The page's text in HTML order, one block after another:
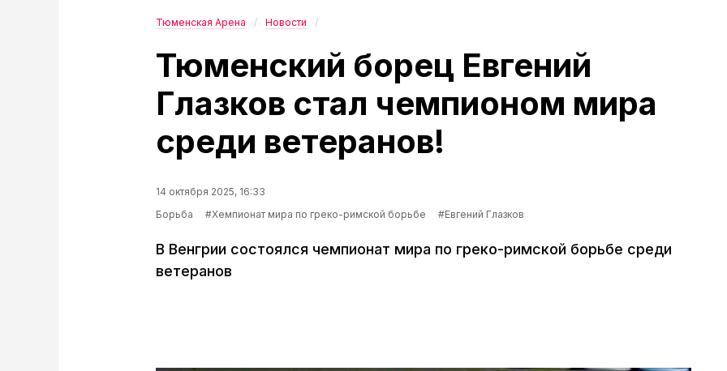
Тюменская Арена Новости
Тюменский борец Евгений
Глазков стал чемпионом мира
среди ветеранов!
14 октября 2025, 16:33
Борьба
#Xемпионат мира по греко-римской борьбе #Евгений Глазков
В Венгрии состоялся чемпионат мира по греко-римской борьбе среди
ветеранов